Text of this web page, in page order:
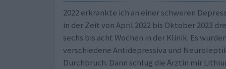
2022 erkrankte ich an einer schweren
in der Zeit von April 2022 bis Oktober 2023
sechs bis acht Wochen in der Klinik. Es wurden
verschiedene Antidepressiva und
Durchbruch. Dann schlug die Ärztin mir